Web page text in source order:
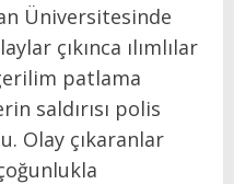
Üniversitesinde
çıkınca ılımlılar
patlama
saldırısı polis
Olay çıkaranlar